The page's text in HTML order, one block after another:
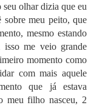
olhar dizia que eu
sobre meu peito, que
mesmo estando
isso me veio grande
momento como
com mais aquele
que já estava
meu filho nasceu, 2